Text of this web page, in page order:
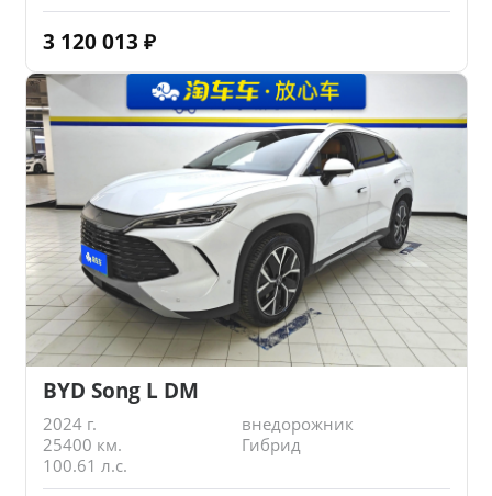
3 120 013 ₽
BYD Song L DM
2024 г.
внедорожник
25400 км.
Гибрид
100.61 л.с.